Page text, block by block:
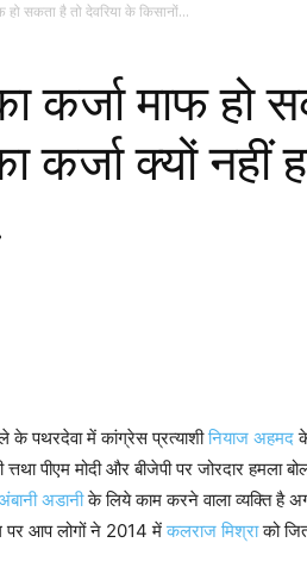
हो सकता है तो देवरिया के किसानों...
कर्जा माफ हो
कर्जा क्यों नहीं
के पथरदेवा में कांग्रेस प्रत्याशीनियाज अहमद
पीएम मोदी और बीजेपी पर जोरदार हमला
अडानीके लिये काम करने वाला व्यक्ति है
पर आप लोगों ने 2014 मेंकलराज मिश्राको